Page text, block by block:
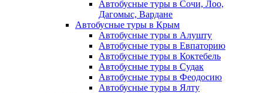
Автобусные туры в Сочи, Лоо,
Дагомыс, Вардане
Автобусные туры в Крым
Автобусные туры в Алушту
Автобусные туры в Евпаторию
Автобусные туры в Коктебель
Автобусные туры в Судак
Автобусные туры в Феодосию
Автобусные туры в Ялту